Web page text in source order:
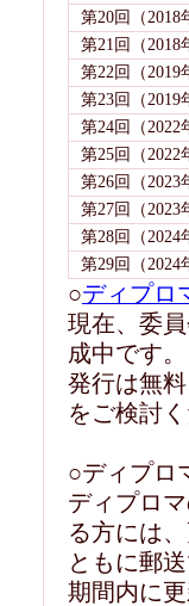
第20回（2018
第21回（2018
第22回（2019
第23回（2019
第24回（2022
第25回（2022
第26回（2023
第27回（2023
第28回（2024
第29回（2024
○ディプロ
現在、委
成中です。
発行は無
をご検討
○ディプロ
ディプロ
る方には
ともに郵
期間内に